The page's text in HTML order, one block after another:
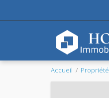
Accueil